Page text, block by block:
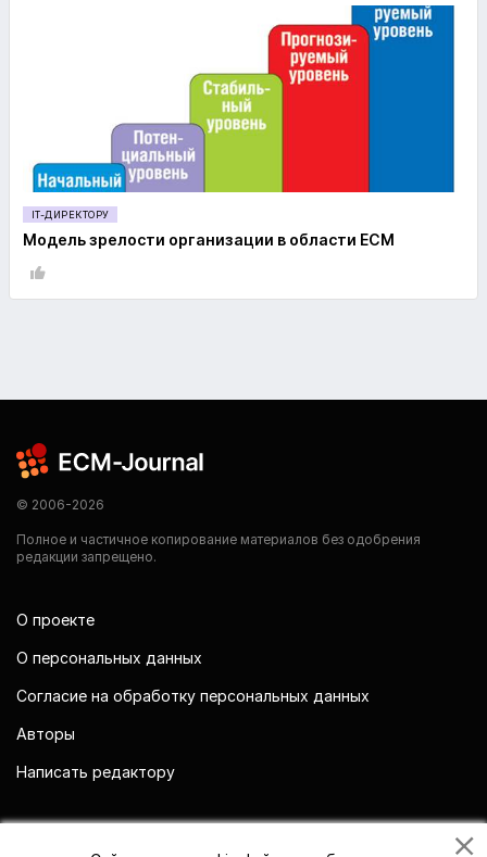
IT-ДИРЕКТОРУ
Модель зрелости организации в области ECM
© 2006-2026
Полное и частичное копирование материалов без одобрения
редакции запрещено.
О проекте
О персональных данных
Согласие на обработку персональных данных
Авторы
Написать редактору